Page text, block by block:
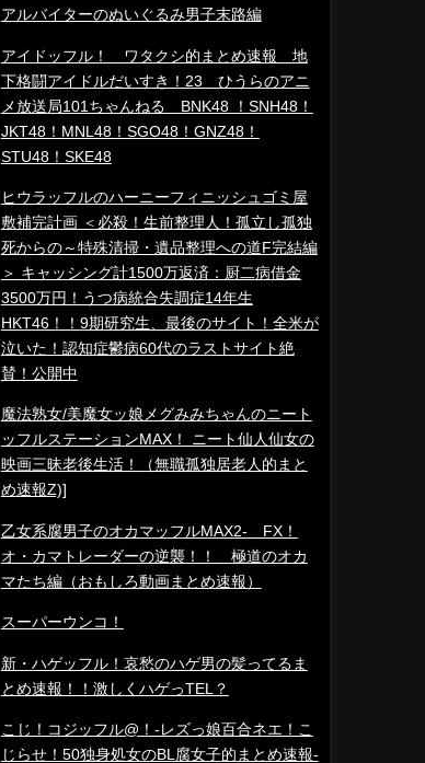
アルバイターのぬいぐるみ男子末路編
アイドッフル！ ワタクシ的まとめ速報 地
下格闘アイドルだいすき！23 ひうらのアニ
メ放送局101ちゃんねる BNK48 ！SNH48！
JKT48！MNL48！SGO48！GNZ48！
STU48！SKE48
ヒウラッフルのハーニーフィニッシュゴミ屋
敷補完計画 ＜必殺！生前整理人！孤立し孤独
死からの～特殊清掃・遺品整理への道F完結編
＞ キャッシング計1500万返済：厨二病借金
3500万円！うつ病統合失調症14年生
HKT46！！9期研究生、最後のサイト！全米が
泣いた！認知症鬱病60代のラストサイト絶
賛！公開中
魔法熟女/美魔女ッ娘メグみみちゃんのニート
ッフルステーションMAX！ ニート仙人仙女の
映画三昧老後生活！（無職孤独居老人的まと
め速報Z)]
乙女系腐男子のオカマッフルMAX2- FX！
オ・カマトレーダーの逆襲！！ 極道のオカ
マたち編（おもしろ動画まとめ速報）
スーパーウンコ！
新・ハゲッフル！哀愁のハゲ男の髪ってるま
とめ速報！！激しくハゲっTEL？
こじ！コジッフル@！-レズっ娘百合ネエ！こ
じらせ！50独身処女のBL腐女子的まとめ速報-